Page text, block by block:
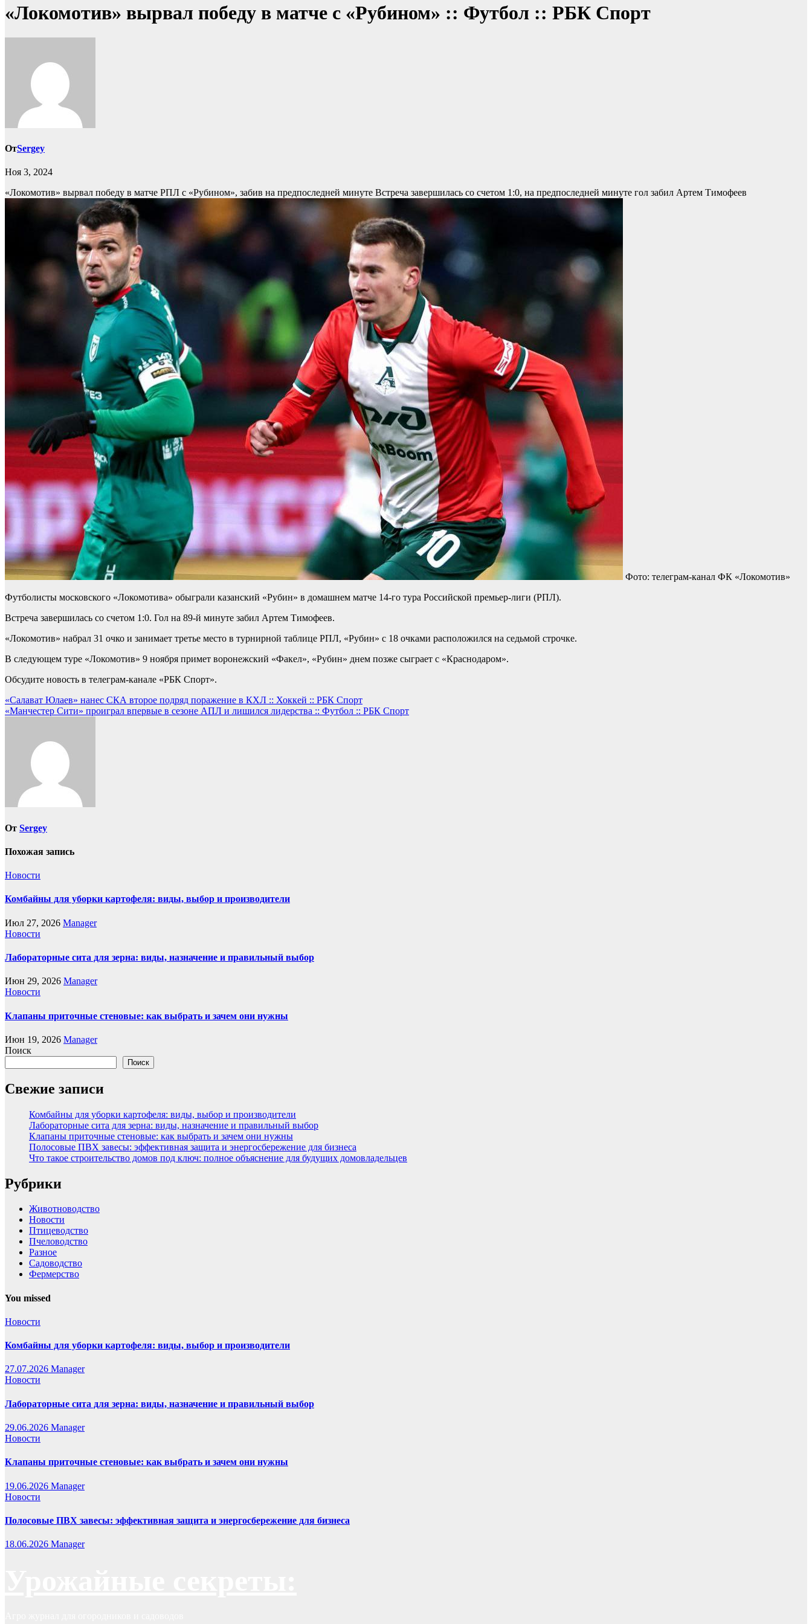
«Локомотив» вырвал победу в матче с «Рубином» :: Футбол :: РБК Спорт
ОтSergey
Ноя 3, 2024
«Локомотив» вырвал победу в матче РПЛ с «Рубином», забив на предпоследней минуте Встреча завершилась со счетом 1:0, на предпоследней минуте гол забил Артем Тимофеев
Фото: телеграм-канал ФК «Локомотив»
Футболисты московского «Локомотива» обыграли казанский «Рубин» в домашнем матче 14-го тура Российской премьер-лиги (РПЛ).
Встреча завершилась со счетом 1:0. Гол на 89-й минуте забил Артем Тимофеев.
«Локомотив» набрал 31 очко и занимает третье место в турнирной таблице РПЛ, «Рубин» с 18 очками расположился на седьмой строчке.
В следующем туре «Локомотив» 9 ноября примет воронежский «Факел», «Рубин» днем позже сыграет с «Краснодаром».
Обсудите новость в телеграм-канале «РБК Спорт».
Навигация
по
«Салават Юлаев» нанес СКА второе подряд поражение в КХЛ :: Хоккей :: РБК Спорт
«Манчестер Сити» проиграл впервые в сезоне АПЛ и лишился лидерства :: Футбол :: РБК Спорт
От Sergey
Похожая запись
Новости
Комбайны для уборки картофеля: виды, выбор и производители
Июл 27, 2026 Manager
Новости
Лабораторные сита для зерна: виды, назначение и правильный выбор
Июн 29, 2026 Manager
Новости
Клапаны приточные стеновые: как выбрать и зачем они нужны
Июн 19, 2026 Manager
Поиск
Поиск
Свежие записи
Комбайны для уборки картофеля: виды, выбор и производители
Лабораторные сита для зерна: виды, назначение и правильный выбор
Клапаны приточные стеновые: как выбрать и зачем они нужны
Полосовые ПВХ завесы: эффективная защита и энергосбережение для бизнеса
Что такое строительство домов под ключ: полное объяснение для будущих домовладельцев
Рубрики
Животноводство
Новости
Птицеводство
Пчеловодство
Разное
Садоводство
Фермерство
You missed
Новости
Комбайны для уборки картофеля: виды, выбор и производители
27.07.2026 Manager
Новости
Лабораторные сита для зерна: виды, назначение и правильный выбор
29.06.2026 Manager
Новости
Клапаны приточные стеновые: как выбрать и зачем они нужны
19.06.2026 Manager
Новости
Полосовые ПВХ завесы: эффективная защита и энергосбережение для бизнеса
18.06.2026 Manager